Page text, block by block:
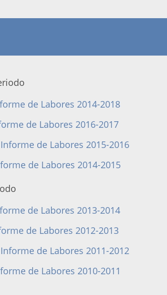
de Labores 2014-2018
de Labores 2016-2017
de Labores 2015-2016
de Labores 2014-2015
de Labores 2013-2014
de Labores 2012-2013
de Labores 2011-2012
de Labores 2010-2011